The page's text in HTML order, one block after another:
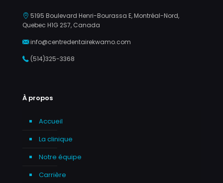
5195 Boulevard Henri-Bourassa E, Montréal-Nord,
Quebec H1G 2S7, Canada
info@centredentairekwamo.com
(514)325-3368
À propos
Accueil
La clinique
Notre équipe
Carrière